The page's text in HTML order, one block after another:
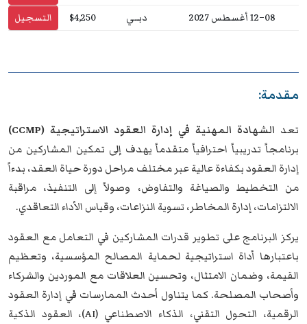
08–12 أغسطس 2027
دبــي $4,250 التسجيل
مقدمة:
تعد الشهادة المهنية في إدارة العقود الاستراتيجية (CCMP)
برنامجاً تدريبياً احترافياً متقدماً يهدف إلى تمكين المشاركين من
إدارة العقود بكفاءة عالية عبر مختلف مراحل دورة حياة العقد، بدءاً
من التخطيط والصياغة والتفاوض، وصولاً إلى التنفيذ، مراقبة
الالتزامات، إدارة المخاطر، تسوية النزاعات، وقياس الأداء التعاقدي.
يركز البرنامج على تطوير قدرات المشاركين في التعامل مع العقود
باعتبارها أداة استراتيجية لحماية المصالح المؤسسية، وتعظيم
القيمة، وضمان الامتثال، وتحسين العلاقات مع الموردين والشركاء
وأصحاب المصلحة. كما يتناول أحدث الممارسات في إدارة العقود
الرقمية، التحول التقني، الذكاء الاصطناعي (AI)، العقود الذكية